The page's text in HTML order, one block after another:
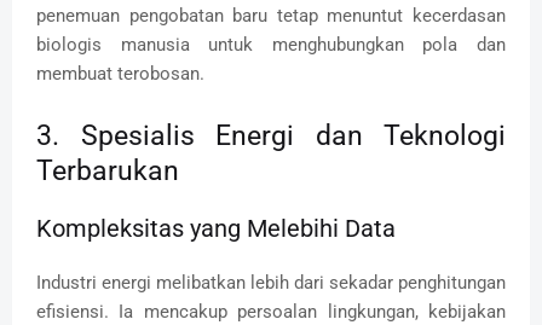
penemuan pengobatan baru tetap menuntut kecerdasan
biologis manusia untuk menghubungkan pola dan
membuat terobosan.
3. Spesialis Energi dan Teknologi
Terbarukan
Kompleksitas yang Melebihi Data
Industri energi melibatkan lebih dari sekadar penghitungan
efisiensi. Ia mencakup persoalan lingkungan, kebijakan